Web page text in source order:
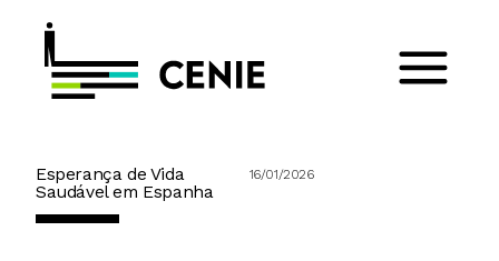
Esperança de Vida
Saudável em Espanha
16/01/2026